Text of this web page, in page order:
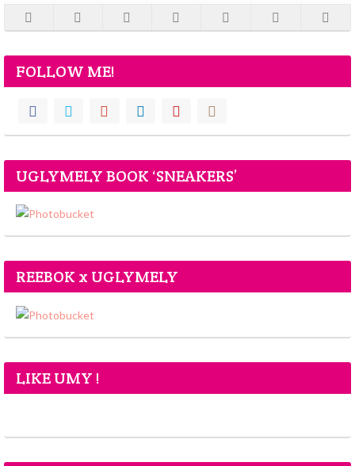
FOLLOW ME!
UGLYMELY BOOK ‘SNEAKERS’
REEBOK x UGLYMELY
LIKE UMY !